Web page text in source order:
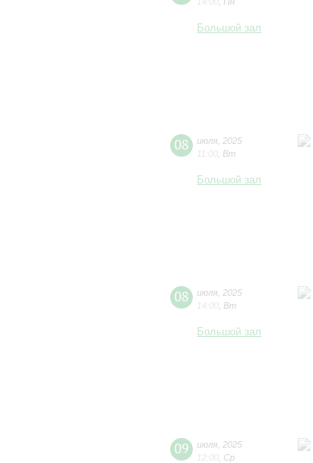
Большой зал
08 июля 2025
11:00 Вт
Большой зал
08 июля 2025
14:00 Вт
Большой зал
09 июля 2025
12:00 Ср